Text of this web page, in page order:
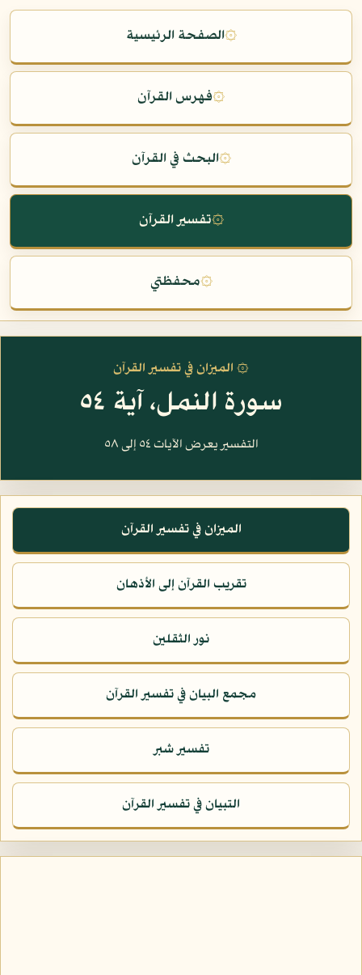
۞الصفحة الرئيسية
۞فهرس القرآن
۞البحث في القرآن
۞تفسير القرآن
۞محفظتي
۞ الميزان في تفسير القرآن
سورة النمل، آية ٥٤
التفسير يعرض الآيات ٥٤ إلى ٥٨
الميزان في تفسير القرآن
تقريب القرآن إلى الأذهان
نور الثقلين
مجمع البيان في تفسير القرآن
تفسير شبر
التبيان في تفسير القرآن